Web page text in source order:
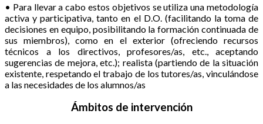
• Para llevar a cabo estos objetivos se utiliza una metodología
activa y participativa, tanto en el D.O. (facilitando la toma de
decisiones en equipo, posibilitando la formación continuada de
sus miembros), como en el exterior (ofreciendo recursos
técnicos a los directivos, profesores/as, etc., aceptando
sugerencias de mejora, etc.); realista (partiendo de la situación
existente, respetando el trabajo de los tutores/as, vinculándose
a las necesidades de los alumnos/as
Ámbitos de intervención